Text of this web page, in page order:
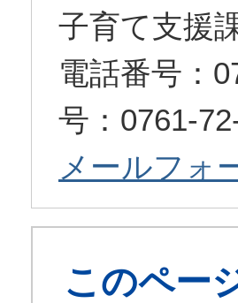
子育て支援
電話番号：
号：0761-
メールフォ
このペー